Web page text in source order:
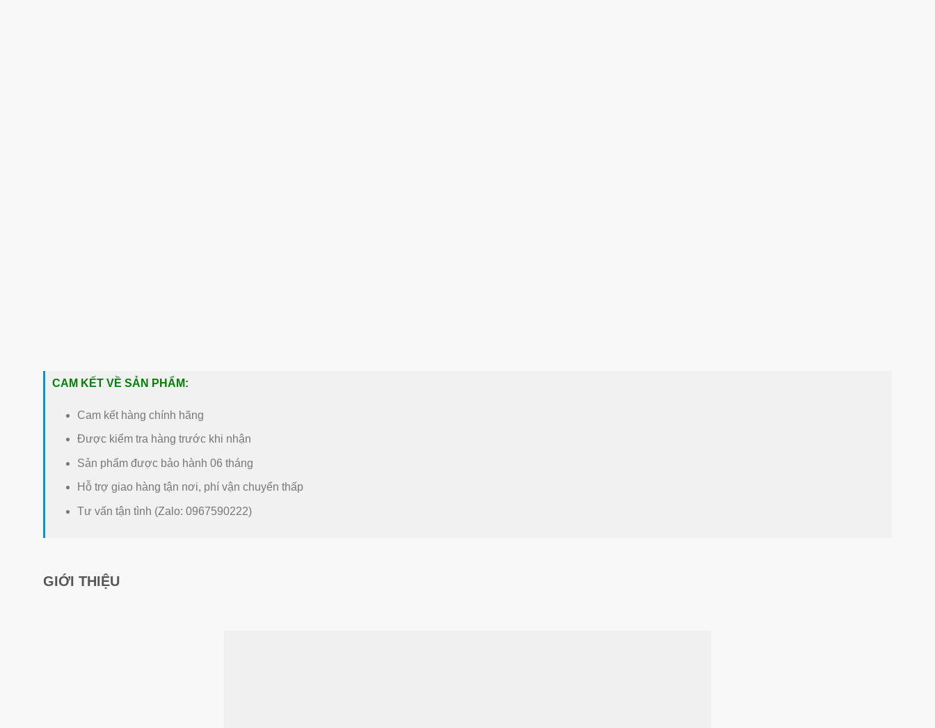
CAM KẾT VỀ SẢN PHẨM:
Cam kết hàng chính hãng
Được kiểm tra hàng trước khi nhận
Sản phẩm được bảo hành 06 tháng
Hỗ trợ giao hàng tận nơi, phí vận chuyển thấp
Tư vấn tận tình (Zalo: 0967590222)
GIỚI THIỆU